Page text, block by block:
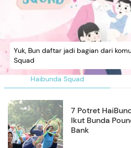
Haibunda Squad
Yuk, Bun daftar jadi bagian dari
Squad
7 Potret
Ikut Bunda
Bank